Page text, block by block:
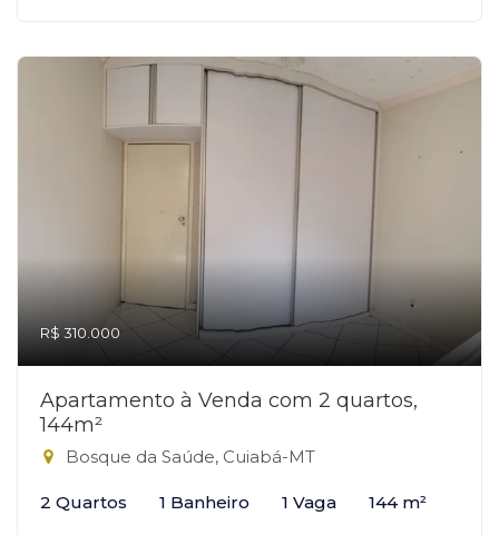
R$ 310.000
Apartamento à Venda com 2 quartos,
144m²
Bosque da Saúde, Cuiabá-MT
2 Quartos 1 Banheiro 1 Vaga 144 m²